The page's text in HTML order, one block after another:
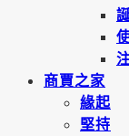
商賈之家
緣起
堅持